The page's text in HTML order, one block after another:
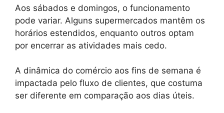
Aos sábados e domingos, o funcionamento
pode variar. Alguns supermercados mantêm os
horários estendidos, enquanto outros optam
por encerrar as atividades mais cedo.
A dinâmica do comércio aos fins de semana é
impactada pelo fluxo de clientes, que costuma
ser diferente em comparação aos dias úteis.